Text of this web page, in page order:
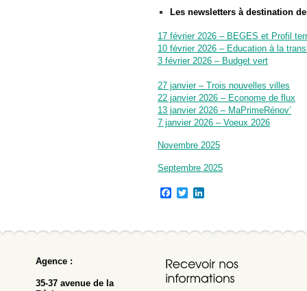
Les newsletters à destination
17 février 2026 – BEGES et Profil
10 février 2026 – Education à la
3 février 2026 – Budget vert
27 janvier – Trois nouvelles villes
22 janvier 2026 – Econome de flux
13 janvier 2026 – MaPrimeRénov’
7 janvier 2026 – Voeux 2026
Novembre 2025
Septembre 2025
Facebook
Twitter
Agence :
35-37 avenue de la